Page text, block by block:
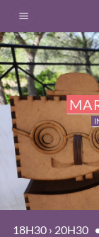
contenu
18H30 › 20H30